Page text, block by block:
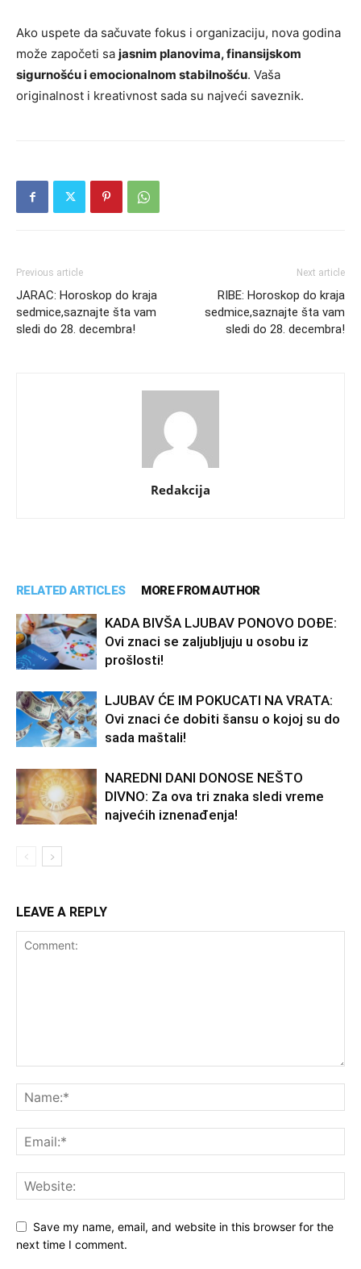
Ako uspete da sačuvate fokus i organizaciju, nova godina
može započeti sa jasnim planovima, finansijskom
sigurnošću i emocionalnom stabilnošću. Vaša
originalnost i kreativnost sada su najveći saveznik.
Previous article
JARAC: Horoskop do kraja
sedmice,saznajte šta vam
sledi do 28. decembra!
Next article
RIBE: Horoskop do kraja
sedmice,saznajte šta vam
sledi do 28. decembra!
Redakcija
RELATED ARTICLES MORE FROM AUTHOR
KADA BIVŠA LJUBAV PONOVO DOĐE:
Ovi znaci se zaljubljuju u osobu iz
prošlosti!
LJUBAV ĆE IM POKUCATI NA VRATA:
Ovi znaci će dobiti šansu o kojoj su do
sada maštali!
NAREDNI DANI DONOSE NEŠTO
DIVNO: Za ova tri znaka sledi vreme
najvećih iznenađenja!
LEAVE A REPLY
Save my name, email, and website in this browser for the
next time I comment.